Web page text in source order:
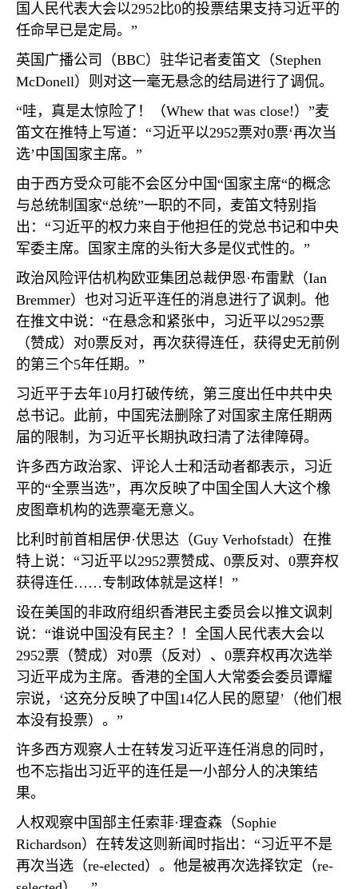
国人民代表大会以2952比0的投票结果支持习近平的
任命早已是定局。”
英国广播公司（BBC）驻华记者麦笛文（Stephen
McDonell）则对这一毫无悬念的结局进行了调侃。
“哇，真是太惊险了！（Whew that was close! ）”麦
笛文在推特上写道：“习近平以2952票对0票‘再次当
选’中国国家主席。”
由于西方受众可能不会区分中国“国家主席“的概念
与总统制国家“总统”一职的不同，麦笛文特别指
出：“习近平的权力来自于他担任的党总书记和中央
军委主席。国家主席的头衔大多是仪式性的。”
政治风险评估机构欧亚集团总裁伊恩·布雷默（Ian
Bremmer）也对习近平连任的消息进行了讽刺。他
在推文中说：“在悬念和紧张中，习近平以2952票
（赞成）对0票反对，再次获得连任，获得史无前例
的第三个5年任期。”
习近平于去年10月打破传统，第三度出任中共中央
总书记。此前，中国宪法删除了对国家主席任期两
届的限制，为习近平长期执政扫清了法律障碍。
许多西方政治家、评论人士和活动者都表示，习近
平的“全票当选”，再次反映了中国全国人大这个橡
皮图章机构的选票毫无意义。
比利时前首相居伊·伏思达（Guy Verhofstadt）在推
特上说：“习近平以2952票赞成、 0票反对、 0票弃权
获得连任……专制政体就是这样！”
设在美国的非政府组织香港民主委员会以推文讽刺
说：“谁说中国没有民主？！全国人民代表大会以
2952票（赞成）对0票（反对）、 0票弃权再次选举
习近平成为主席。香港的全国人大常委会委员谭耀
宗说，‘这充分反映了中国 14亿人民的愿望’（他们根
本没有投票）。”
许多西方观察人士在转发习近平连任消息的同时，
也不忘指出习近平的连任是一小部分人的决策结
果。
人权观察中国部主任索菲·理查森（Sophie
Richardson）在转发这则新闻时指出：“习近平不是
再次当选（re-elected）。他是被再次选择钦定（re-